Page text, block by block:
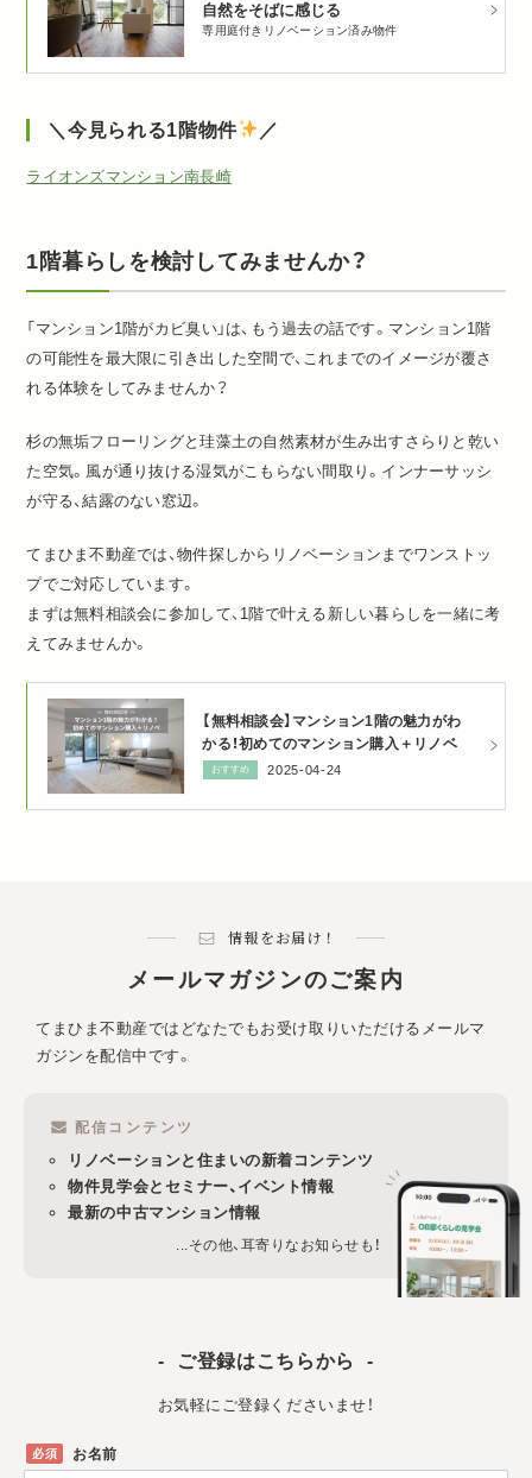
自然をそばに感じる
専用庭付きリノベーション済み物件
＼今見られる1階物件 ／
ライオンズマンション南長崎
1階暮らしを検討してみませんか？
「マンション1階がカビ臭い」は、もう過去の話です。マンション1階
の可能性を最大限に引き出した空間で、これまでのイメージが覆さ
れる体験をしてみませんか？
杉の無垢フローリングと珪藻土の自然素材が生み出すさらりと乾い
た空気。風が通り抜ける湿気がこもらない間取り。インナーサッシ
が守る、結露のない窓辺。
てまひま不動産では、物件探しからリノベーションまでワンストッ
プでご対応しています。
まずは無料相談会に参加して、1階で叶える新しい暮らしを一緒に考
えてみませんか。
【無料相談会】マンション1階の魅力がわ
かる！初めてのマンション購入＋リノベ
おすすめ 2025-04-24
情報をお届け！
メールマガジンのご案内
てまひま不動産ではどなたでもお受け取りいただけるメールマ
ガジンを配信中です。
配信コンテンツ
リノベーションと住まいの新着コンテンツ
物件見学会とセミナー、イベント情報
最新の中古マンション情報
...その他、耳寄りなお知らせも！
ご登録はこちらから
お気軽にご登録くださいませ！
お名前